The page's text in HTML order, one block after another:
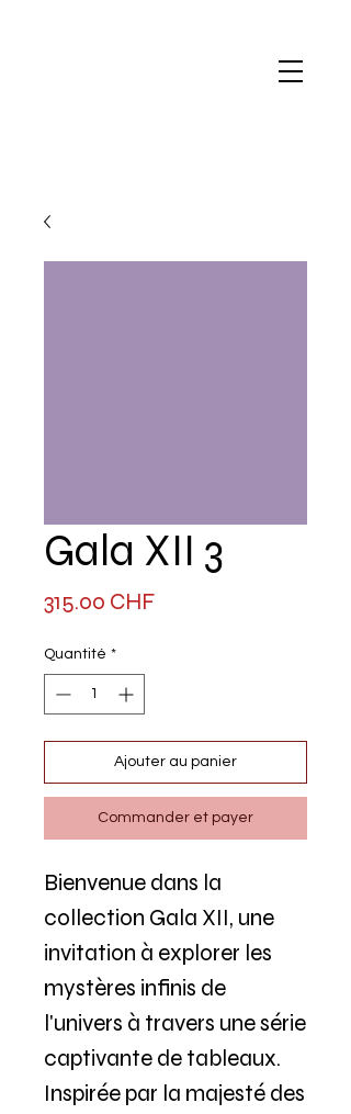
Gala XII 3
315.00 CHFPrix
Quantité *
Ajouter au panier
Commander et payer
Bienvenue dans la
collection Gala XII, une
invitation à explorer les
mystères infinis de
l'univers à travers une série
captivante de tableaux.
Inspirée par la majesté des